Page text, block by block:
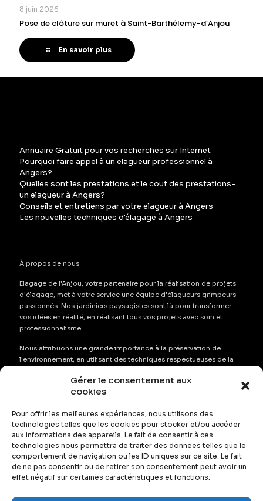
Gérer le consentement aux
cookies
Pour offrir les meilleures expériences, nous utilisons des
technologies telles que les cookies pour stocker et/ou accéder
aux informations des appareils. Le fait de consentir à ces
technologies nous permettra de traiter des données telles que le
comportement de navigation ou les ID uniques sur ce site. Le fait
de ne pas consentir ou de retirer son consentement peut avoir un
effet négatif sur certaines caractéristiques et fonctions.
8 juin 2026
Pose de clôture sur muret à Saint-Barthélemy-d’Anjou
En savoir plus
Annuaire Gratuit pour vos recherches sur Internet
Pourquoi faire appel à un elagueur professionnel à
Angers?
Quelles sont les prestations et le cout des prestations-
un elagueur à Angers?
Conseils et entretiens par votre elagueur à Angers
Les nouvelles techniques d'élagage à Angers
À propos de nous
Elagage de l'Anjou, votre partenaire pour la réalisation de projets
d'élagage, met à votre service une équipe d'élagueurs grimpeurs
passionnés. Nos jardiniers paysagistes sont là pour transformer
vos idées en réalité, en réalisant tous vos projets avec soin et
professionnalisme.
Nous attribuons une grande importance à la préservation de
l'environnement, en utilisant des techniques respectueuses de la
verts. Notre équipe s'emploie à abattre, élaguer et tailler vos
arbres, arbustes et haies avec précision, tout en garantissant leur
Que vous ayez besoin de services de désherbage, de
débroussaillage ou de remise en état de vos espaces verts,
Élagage de l'Anou est l'entreprise de confiance pour tous vos
projets d'aménagement paysager à Angers et dans les environs.